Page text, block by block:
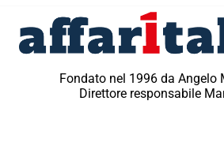
Fondato nel 1996 da Angelo
Direttore responsabile